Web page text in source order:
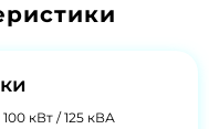
100 кВт / 125 кВА